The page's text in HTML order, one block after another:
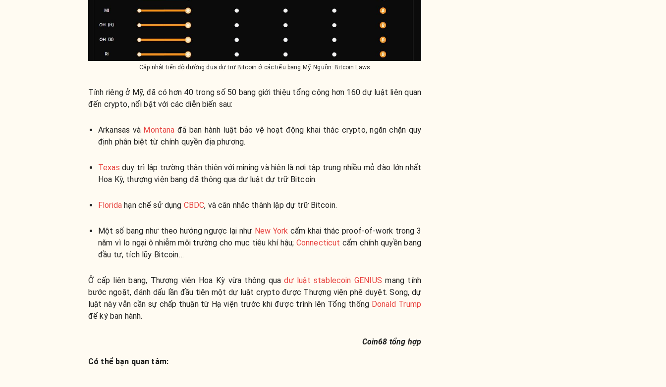
Cập nhật tiến độ đường đua dự trữ Bitcoin ở các tiểu bang Mỹ. Nguồn: Bitcoin Laws
Tính riêng ở Mỹ, đã có hơn 40 trong số 50 bang giới thiệu tổng cộng hơn 160 dự luật liên quan
đến crypto, nổi bật với các diễn biến sau:
Arkansas và Montana đã ban hành luật bảo vệ hoạt động khai thác crypto, ngăn chặn quy
định phân biệt từ chính quyền địa phương.
Texas duy trì lập trường thân thiện với mining và hiện là nơi tập trung nhiều mỏ đào lớn nhất
Hoa Kỳ, thượng viện bang đã thông qua dự luật dự trữ Bitcoin.
Florida hạn chế sử dụng CBDC, và cân nhắc thành lập dự trữ Bitcoin.
Một số bang như theo hướng ngược lại như New York cấm khai thác proof-of-work trong 3
năm vì lo ngại ô nhiễm môi trường cho mục tiêu khí hậu; Connecticut cấm chính quyền bang
đầu tư, tích lũy Bitcoin…
Ở cấp liên bang, Thượng viện Hoa Kỳ vừa thông quadự luật stablecoin GENIUS mang tính
bước ngoặt, đánh dấu lần đầu tiên một dự luật crypto được Thượng viện phê duyệt. Song, dự
luật này vẫn cần sự chấp thuận từ Hạ viện trước khi được trình lên Tổng thống Donald Trump
để ký ban hành.
Coin68 tổng hợp
Có thể bạn quan tâm: